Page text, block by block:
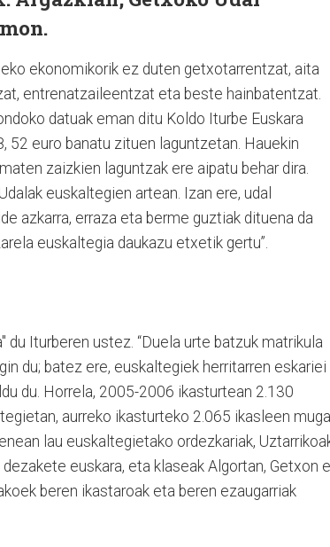
ekonomikorik ez duten getxotarrentzat, aita
entrenatzaileentzat eta beste hainbatentzat.
datuak eman ditu Koldo Iturbe Euskara
52 euro banatu zituen laguntzetan. Hauekin
zaizkien laguntzak ere aipatu behar dira.
euskaltegien artean. Izan ere, udal
azkarra, erraza eta berme guztiak dituena da
euskaltegia daukazu etxetik gertu”.
Iturberen ustez. “Duela urte batzuk matrikula
du; batez ere, euskaltegiek herritarren eskariei
du. Horrela, 2005-2006 ikasturtean 2.130
aurreko ikasturteko 2.065 ikasleen muga
lau euskaltegietako ordezkariak,
euskara, eta klaseak Algortan, Getxon
beren ikastaroak eta beren ezaugarriak